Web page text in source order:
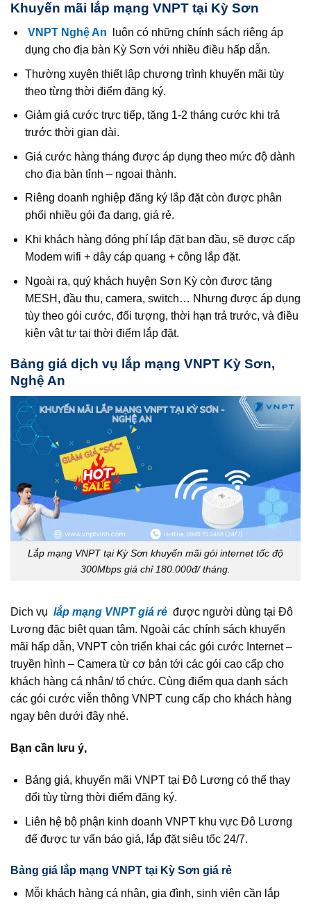
Khuyến mãi lắp mạng VNPT tại Kỳ Sơn
VNPT Nghệ An
luôn có những chính sách riêng áp
dụng cho địa bàn Kỳ Sơn với nhiều điều hấp dẫn.
Thường xuyên thiết lập chương trình khuyến mãi tùy
theo từng thời điểm đăng ký.
Giảm giá cước trực tiếp, tặng 1-2 tháng cước khi trả
trước thời gian dài.
Giá cước hàng tháng được áp dụng theo mức độ dành
cho địa bàn tỉnh – ngoại thành.
Riêng doanh nghiệp đăng ký lắp đặt còn được phân
phối nhiều gói đa dạng, giá rẻ.
Khi khách hàng đóng phí lắp đặt ban đầu, sẽ được cấp
Modem wifi + dây cáp quang + công lắp đặt.
Ngoài ra, quý khách huyện Sơn Kỳ còn được tặng
MESH, đầu thu, camera, switch… Nhưng được áp dụng
tùy theo gói cước, đối tượng, thời hạn trả trước, và điều
kiện vật tư tại thời điểm lắp đặt.
Bảng giá dịch vụ lắp mạng VNPT Kỳ Sơn,
Nghệ An
Lắp mạng VNPT tại Kỳ Sơn khuyến mãi gói internet tốc độ
300Mbps giá chỉ 180.000đ/ tháng.
Dich vụ lắp mạng VNPT giá rẻ được người dùng tại Đô
Lương đặc biệt quan tâm. Ngoài các chính sách khuyến
mãi hấp dẫn, VNPT còn triển khai các gói cước Internet –
truyền hình – Camera từ cơ bản tới các gói cao cấp cho
khách hàng cá nhân/ tổ chức. Cùng điểm qua danh sách
các gói cước viễn thông VNPT cung cấp cho khách hàng
ngay bên dưới đây nhé.
Bạn cần lưu ý,
Bảng giá, khuyến mãi VNPT tại Đô Lương có thể thay
đổi tùy từng thời điểm đăng ký.
Liên hệ bộ phận kinh doanh VNPT khu vực Đô Lương
để được tư vấn báo giá, lắp đặt siêu tốc 24/7.
Bảng giá lắp mạng VNPT tại Kỳ Sơn giá rẻ
Mỗi khách hàng cá nhân, gia đình, sinh viên cần lắp